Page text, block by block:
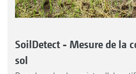
SoilDetect - Mesure de la
sol